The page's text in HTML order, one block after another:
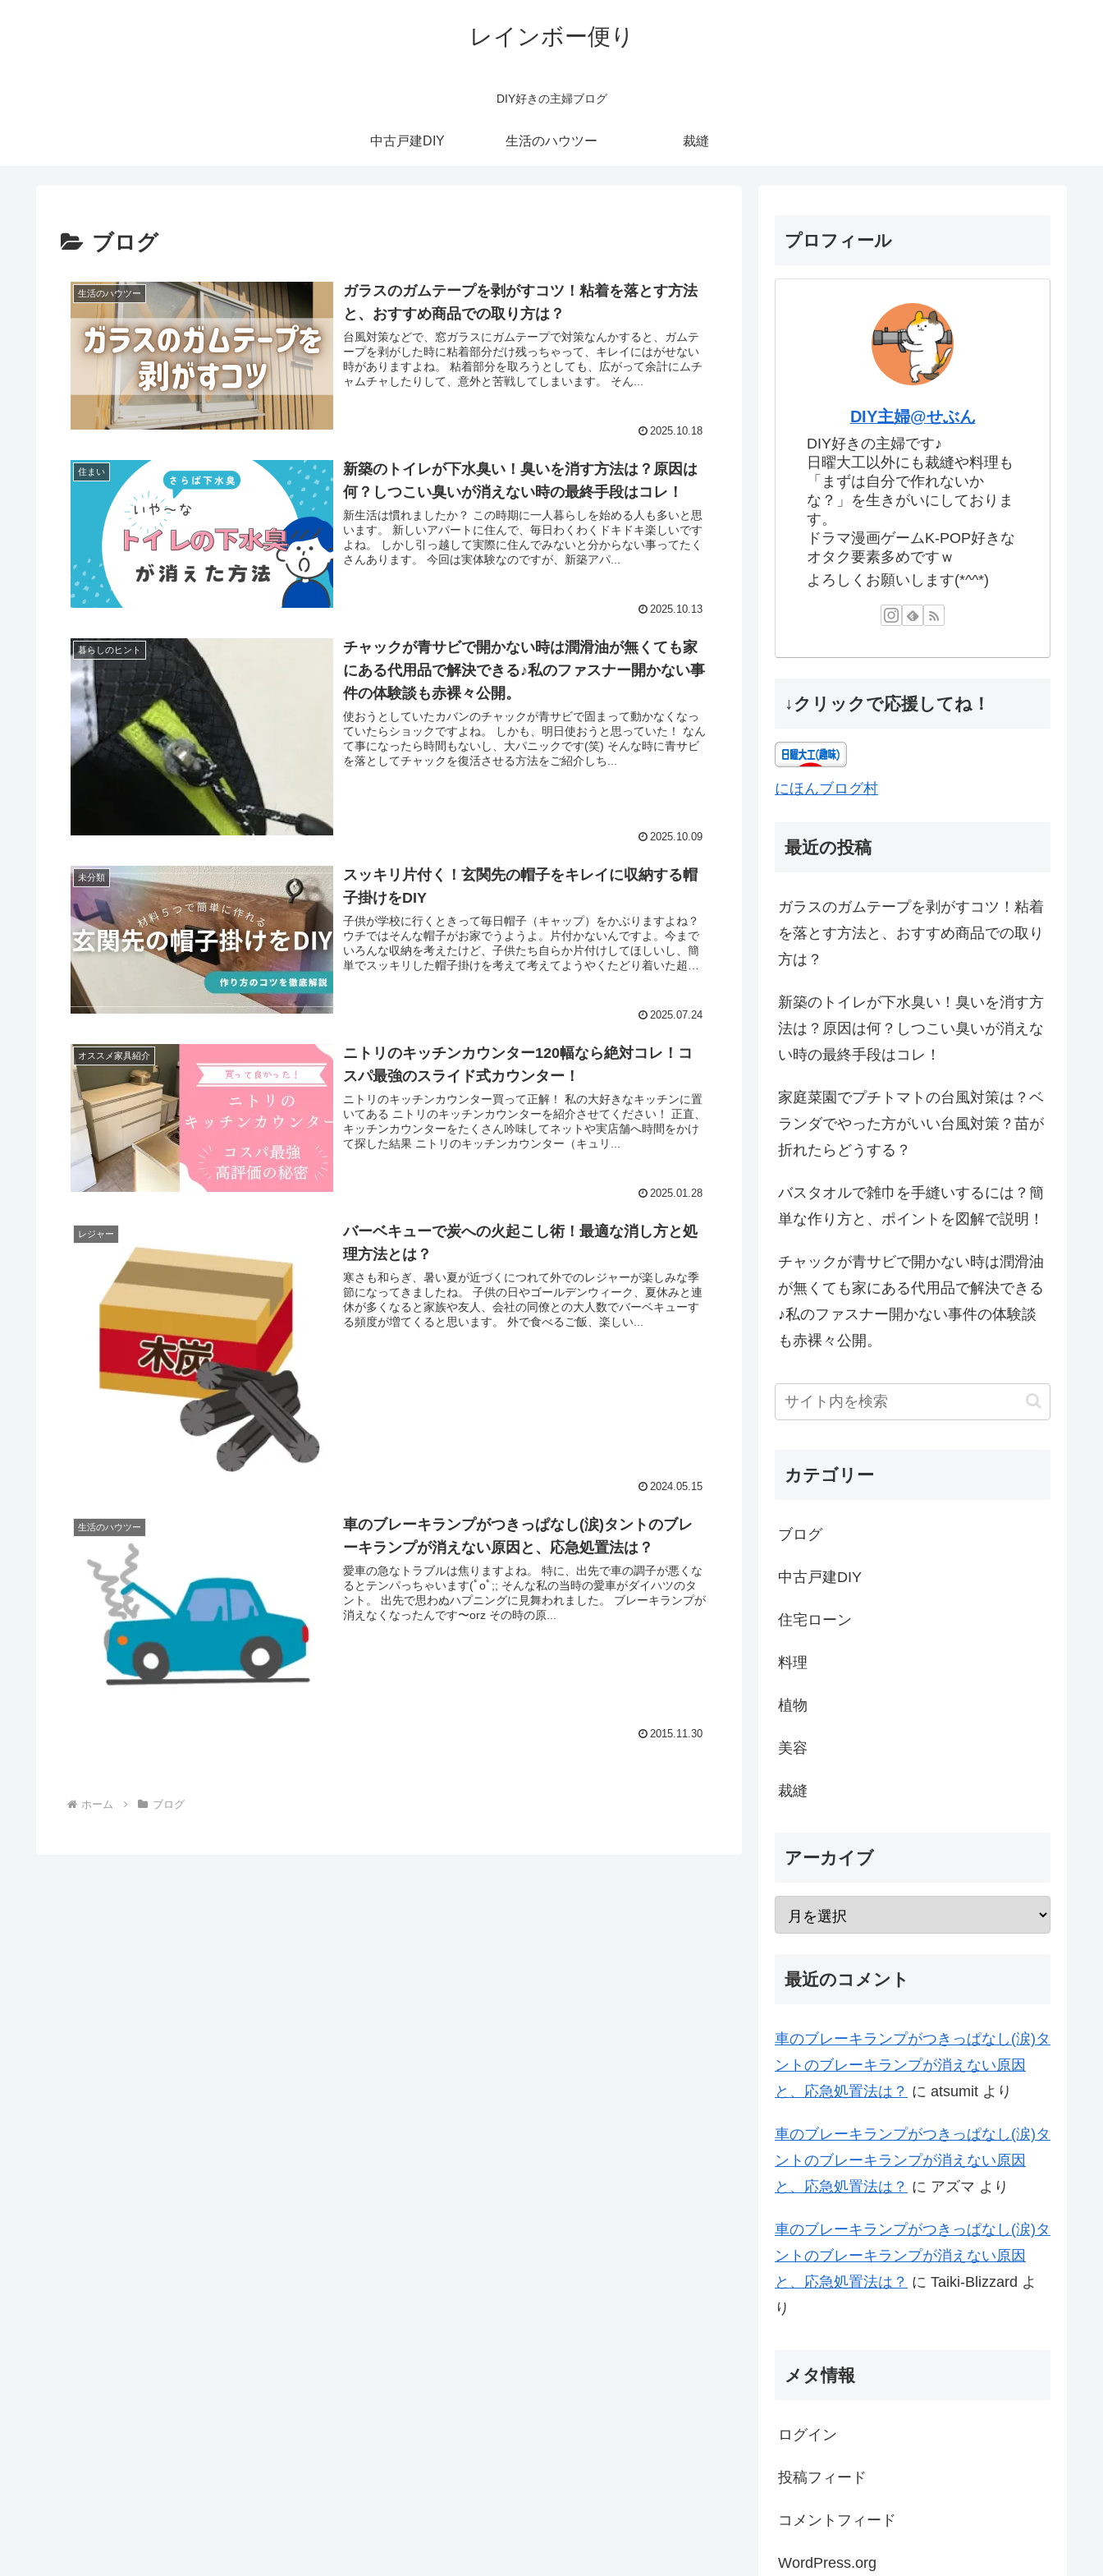
レインボー便り
DIY好きの主婦ブログ
中古戸建DIY 生活のハウツー 裁縫
ブログ
生活のハウツー
ガラスのガムテープを剥がすコツ！粘着を落とす方法
と、おすすめ商品での取り方は？
台風対策などで、窓ガラスにガムテープで対策なんかすると、ガムテ
ープを剥がした時に粘着部分だけ残っちゃって、キレイにはがせない
時がありますよね。 粘着部分を取ろうとしても、広がって余計にムチ
ャムチャしたりして、意外と苦戦してしまいます。 そん...
2025.10.18
住まい
新築のトイレが下水臭い！臭いを消す方法は？原因は
何？しつこい臭いが消えない時の最終手段はコレ！
新生活は慣れましたか？ この時期に一人暮らしを始める人も多いと思
います。 新しいアパートに住んで、毎日わくわくドキドキ楽しいです
よね。 しかし引っ越して実際に住んでみないと分からない事ってたく
さんあります。 今回は実体験なのですが、新築アパ...
2025.10.13
暮らしのヒント
チャックが青サビで開かない時は潤滑油が無くても家
にある代用品で解決できる♪私のファスナー開かない事
件の体験談も赤裸々公開。
使おうとしていたカバンのチャックが青サビで固まって動かなくなっ
ていたらショックですよね。 しかも、明日使おうと思っていた！ なん
て事になったら時間もないし、大パニックです(笑) そんな時に青サビ
を落としてチャックを復活させる方法をご紹介しち...
2025.10.09
未分類
スッキリ片付く！玄関先の帽子をキレイに収納する帽
子掛けをDIY
子供が学校に行くときって毎日帽子（キャップ）をかぶりますよね？
ウチではそんな帽子がお家でうようよ。片付かないんですよ。今まで
いろんな収納を考えたけど、子供たち自らか片付けしてほしいし、簡
単でスッキリした帽子掛けを考えて考えてようやくたどり着いた超シ
2025.07.24
オススメ家具紹介
ニトリのキッチンカウンター120幅なら絶対コレ！コ
スパ最強のスライド式カウンター！
ニトリのキッチンカウンター買って正解！ 私の大好きなキッチンに置
いてある ニトリのキッチンカウンターを紹介させてください！ 正直、
キッチンカウンターをたくさん吟味してネットや実店舗へ時間をかけ
て探した結果 ニトリのキッチンカウンター（キュリ...
2025.01.28
レジャー
バーベキューで炭への火起こし術！最適な消し方と処
理方法とは？
寒さも和らぎ、暑い夏が近づくにつれて外でのレジャーが楽しみな季
節になってきましたね。 子供の日やゴールデンウィーク、夏休みと連
休が多くなると家族や友人、会社の同僚との大人数でバーベキューす
る頻度が増てくると思います。 外で食べるご飯、楽しい...
2024.05.15
生活のハウツー
車のブレーキランプがつきっぱなし(涙)タントのブレ
ーキランプが消えない原因と、応急処置法は？
愛車の急なトラブルは焦りますよね。 特に、出先で車の調子が悪くな
るとテンパっちゃいます(ﾟoﾟ;; そんな私の当時の愛車がダイハツのタ
ント。 出先で思わぬハプニングに見舞われました。 ブレーキランプが
消えなくなったんです〜orz その時の原...
2015.11.30
ホーム ブログ
プロフィール
DIY主婦@せぶん
DIY好きの主婦です♪
日曜大工以外にも裁縫や料理も
「まずは自分で作れないか
な？」を生きがいにしておりま
す。
ドラマ漫画ゲームK-POP好きな
オタク要素多めですｗ
よろしくお願いします(*^^*)
↓クリックで応援してね！
にほんブログ村
最近の投稿
ガラスのガムテープを剥がすコツ！粘着
を落とす方法と、おすすめ商品での取り
方は？
新築のトイレが下水臭い！臭いを消す方
法は？原因は何？しつこい臭いが消えな
い時の最終手段はコレ！
家庭菜園でプチトマトの台風対策は？ベ
ランダでやった方がいい台風対策？苗が
折れたらどうする？
バスタオルで雑巾を手縫いするには？簡
単な作り方と、ポイントを図解で説明！
チャックが青サビで開かない時は潤滑油
が無くても家にある代用品で解決できる
♪私のファスナー開かない事件の体験談
も赤裸々公開。
カテゴリー
ブログ
中古戸建DIY
住宅ローン
料理
植物
美容
裁縫
アーカイブ
最近のコメント
車のブレーキランプがつきっぱなし(涙)タ
ントのブレーキランプが消えない原因
と、応急処置法は？ に atsumit より
車のブレーキランプがつきっぱなし(涙)タ
ントのブレーキランプが消えない原因
と、応急処置法は？ に アズマ より
車のブレーキランプがつきっぱなし(涙)タ
ントのブレーキランプが消えない原因
と、応急処置法は？ に Taiki-Blizzard よ
り
メタ情報
ログイン
投稿フィード
コメントフィード
WordPress.org